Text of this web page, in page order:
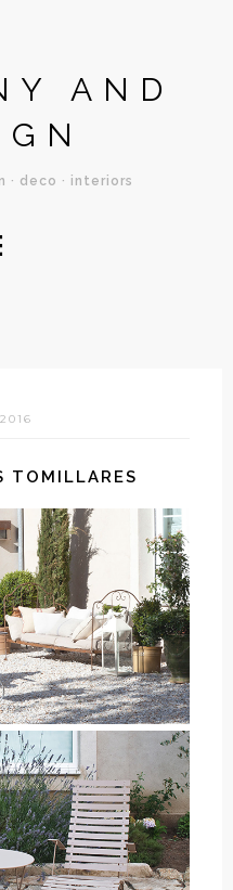
AND
deco · interiors
TOMILLARES